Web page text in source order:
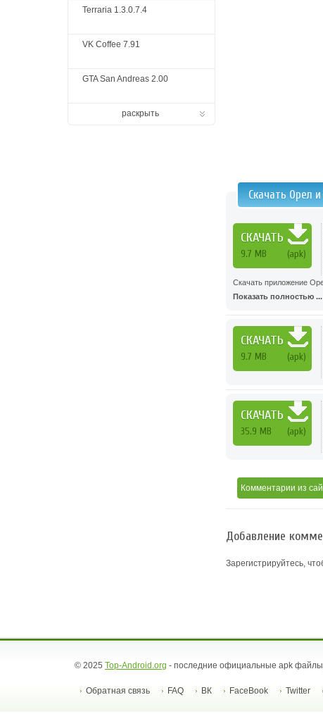
Скачать Орел
СКАЧАТЬ
9.7 MB (apk)
Скачать приложение
Показать полностью ...
СКАЧАТЬ
9.7 MB (apk)
СКАЧАТЬ
35.9 MB (apk)
Комментарии из
Добавление
Зарегистрируйтесь,
Terraria 1.3.0.7.4
VK Coffee 7.91
GTA San Andreas 2.00
раскрыть
© 2025 Top-Android.org - последние официальные apk
Обратная связь FAQ ВК FaceBook Twitter